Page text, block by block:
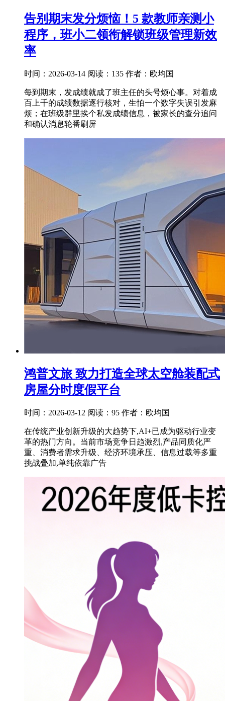
告别期末发分烦恼！5 款教师亲测小
程序，班小二领衔解锁班级管理新效
率
时间：2026-03-14 阅读：135 作者：欧均国
每到期末，发成绩就成了班主任的头号烦心事。对着成
百上千的成绩数据逐行核对，生怕一个数字失误引发麻
烦；在班级群里挨个私发成绩信息，被家长的查分追问
和确认消息轮番刷屏
鸿普文旅 致力打造全球太空舱装配式
房屋分时度假平台
时间：2026-03-12 阅读：95 作者：欧均国
在传统产业创新升级的大趋势下,AI+已成为驱动行业变
革的热门方向。当前市场竞争日趋激烈,产品同质化严
重、消费者需求升级、经济环境承压、信息过载等多重
挑战叠加,单纯依靠广告